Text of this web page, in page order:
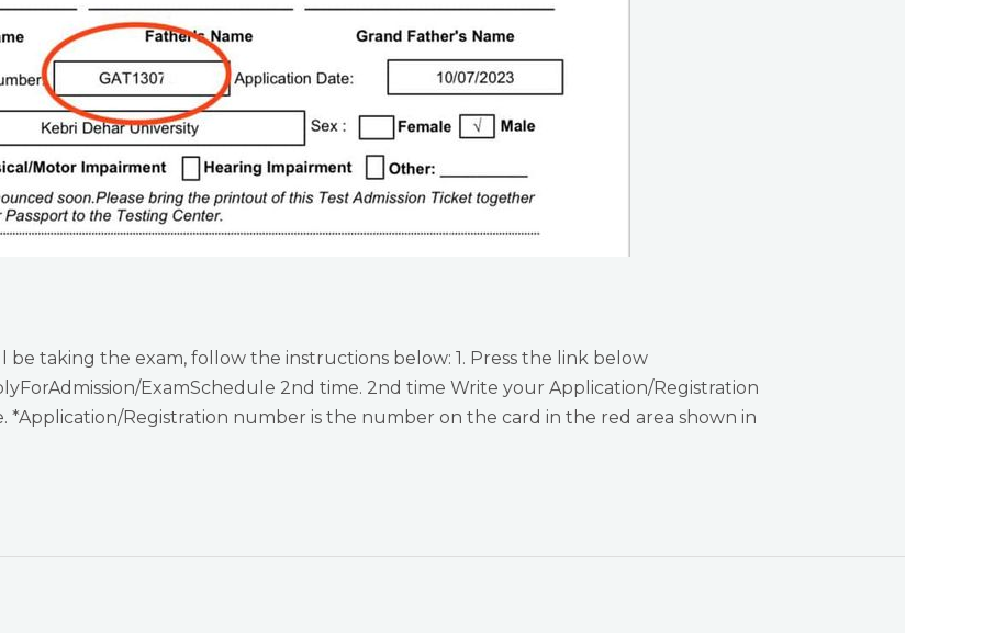
taking the exam, follow the instructions below: 1. Press the link below
ExamSchedule 2nd time. 2nd time Write your Application/Registration
*Application/Registration number is the number on the card in the red area shown in